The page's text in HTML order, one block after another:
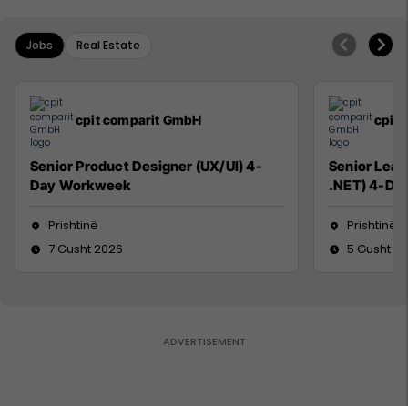
Jobs Real Estate
cpit comparit GmbH
Senior Product Designer (UX/UI) 4-
Day Workweek
Prishtinë
7 Gusht 2026
cpit
Senior
.NET) 4-
Prishtinë
5 Gusht